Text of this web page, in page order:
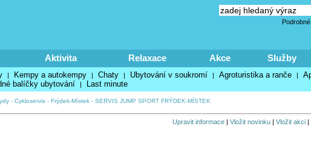
Aktivita Relaxace Akce Služby
| Kempy a autokempy | Chaty | Ubytování v soukromí | Agroturistika a ranče |
balíčky ubytování | Last minute
- Cykloservis- Frýdek-Místek- SERVIS JUMP SPORT FRÝDEK-MÍSTEK
Upravit informace| Vložit novinku| Vložit akci|